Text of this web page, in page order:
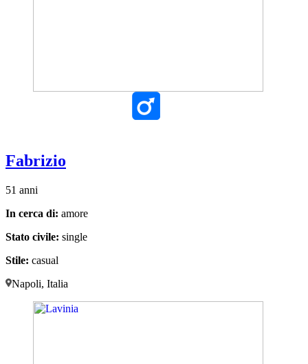
Fabrizio
51 anni
In cerca di: amore
Stato civile: single
Stile: casual
Napoli, Italia